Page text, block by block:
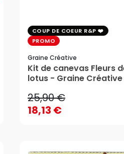
COUP DE COEUR R&P
PROMO
Graine Créative
Kit de canevas Fleurs
lotus - Graine Créative
25,90 €
18,13 €
25,90 €
18,13 €
AJOUTER AU PANIER